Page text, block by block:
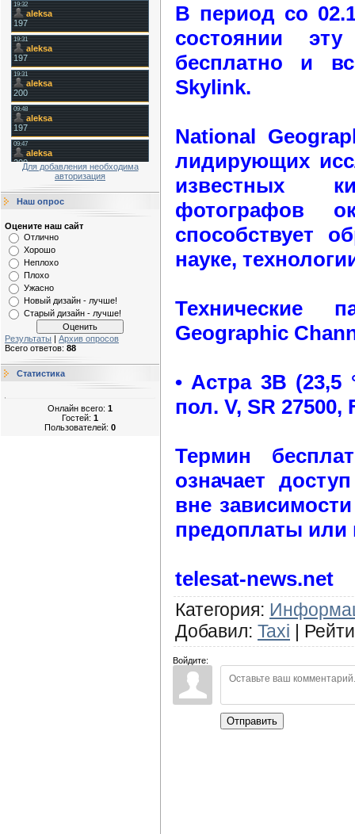
Для добавления необходима
авторизация
Наш опрос
Оцените наш сайт
Отлично
Хорошо
Неплохо
Плохо
Ужасно
Новый дизайн - лучше!
Старый дизайн - лучше!
Результаты | Архив опросов
Всего ответов: 88
Статистика
Онлайн всего: 1
Гостей: 1
Пользователей: 0
В период со
состоянии
бесплатно и
Skylink.
National
лидирующих
известных
фотографов
способствует
науке,
Технические
Geographic
• Астра 3B (23,5
пол. V, SR 27500,
Термин
означает
вне
предоплаты или
telesat-news.net
Категория:
Добавил: Taxi |
Войдите:
Отправить